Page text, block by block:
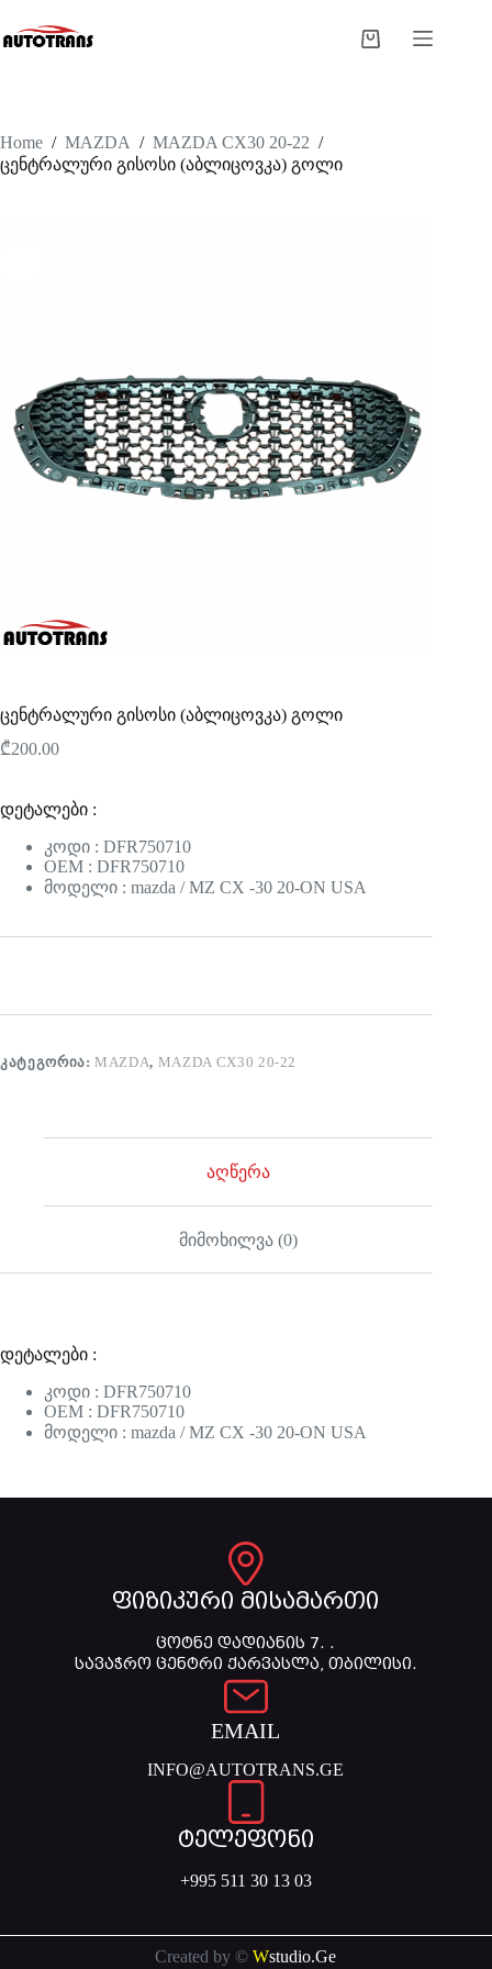
Home / MAZDA / MAZDA CX30 20-22 /
ცენტრალური გისოსი (აბლიცოვკა) გოლი
ცენტრალური გისოსი (აბლიცოვკა) გოლი
₾200.00
დეტალები :
კოდი : DFR750710
OEM : DFR750710
მოდელი : mazda / MZ CX -30 20-ON USA
ᲙᲐᲢᲔᲒᲝᲠᲘᲐ:MAZDA, MAZDA CX30 20-22
აღწერა
მიმოხილვა (0)
დეტალები :
კოდი : DFR750710
OEM : DFR750710
მოდელი : mazda / MZ CX -30 20-ON USA
ფიზიკური მისამართი
ცოტნე დადიანის 7. .
სავაჭრო ცენტრი ქარვასლა, თბილისი.
EMAIL
INFO@AUTOTRANS.GE
ტელეფონი
+995 511 30 13 03
Created by ©Wstudio.Ge